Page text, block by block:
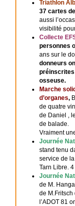
Triathlon
37 cartes
aussi
visibilité
Collecte
personnes
ans sur le
donneurs
préinscrites
osseuse.
Marche
d’organes,
de quatre
de Daniel ,
de balade.
Vraiment
Journée
stand tenu
service de
Tarn Libre.
Journée
de M.
de M.Fritsch
l’ADOT 81